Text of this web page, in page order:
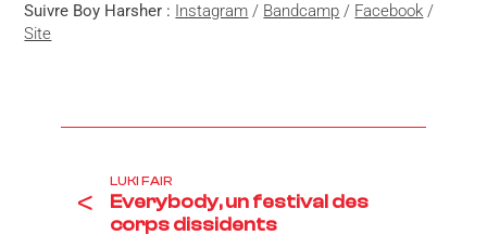
Suivre Boy Harsher : Instagram / Bandcamp / Facebook /
Site
<
LUKI FAIR
Everybody, un festival des
corps dissidents